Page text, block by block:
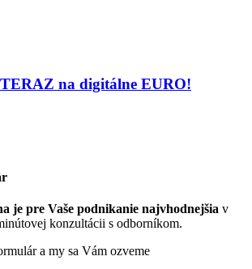
na digitálne EURO!
je pre Vaše podnikanie najvhodnejšia v
konzultácii s odborníkom.
a my sa Vám ozveme